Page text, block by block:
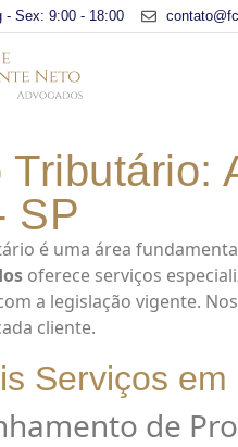
- Sex: 9:00 - 18:00
Tributário:
SP
é uma área
oferece serviços
a legislação vigente.
cliente.
Serviços
de